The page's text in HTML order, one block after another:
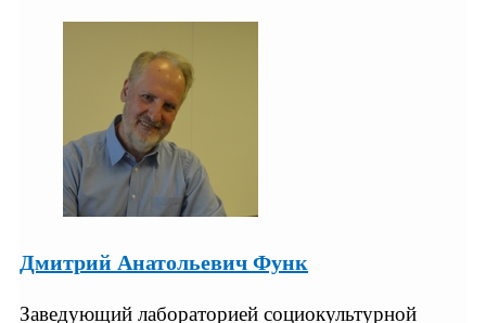
Дмитрий Анатольевич Функ
Заведующий лабораторией социокультурной